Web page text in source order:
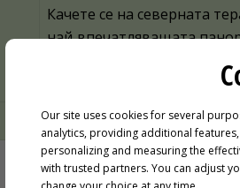
Качете се на северната
най‑впечатляващата
Босфора, особено по
Последна проверка на
Our site uses cookies for several
analytics, providing additional
personalizing and measuring the
with trusted partners. You can adjust